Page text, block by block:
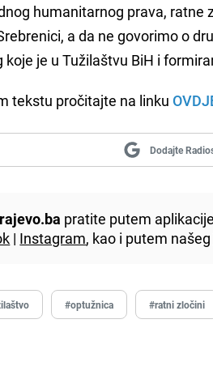
humanitarnog prava, ratne
a da ne govorimo o
koje je u Tužilaštvu BiH i
tekstu pročitajte na linku
Dodajte
pratite putem
| Instagram, kao i putem
#optužnica #ratni zločini